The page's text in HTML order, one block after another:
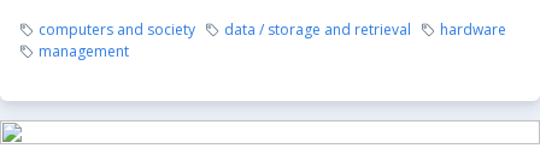
computers and society data / storage and retrieval
hardware
management